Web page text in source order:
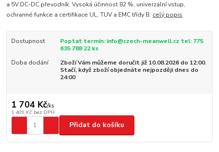
a 5V DC-DC převodník. Vysoká účinnost 82 %, univerzální vstup,
ochranné funkce a certifikace UL, TUV a EMC třídy B. celý popis
Dostupnost
Poptat termín: info@czech-meanwell.cz tel: 775
635 788 22 ks
Doba dodání
Zboží Vám můžeme doručit již 10.08.2026 do 12:00.
Stačí, když zboží objednáte nejpozději dnes do
24:00
1 704 Kč/ks
1 409 Kč bez DPH
Přidat do košíku